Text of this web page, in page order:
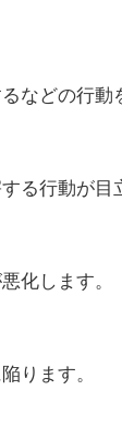
などの行動
る行動が目
化します。
ります。